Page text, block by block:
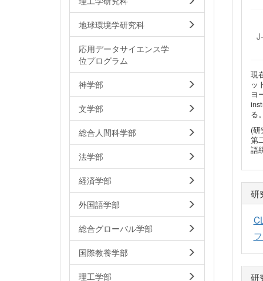
現
ッ
ヨ
る
(研
第
語
研
研
地球環境学研究科
応用データサイエンス学
位プログラム
神学部
文学部
総合人間科学部
法学部
経済学部
外国語学部
総合グローバル学部
国際教養学部
理工学部